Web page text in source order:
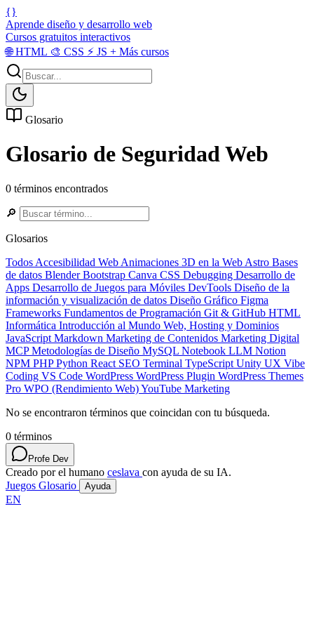
{}
Aprende diseño y desarrollo web
Cursos gratuitos interactivos
🌐HTML 🎨 CSS ⚡ JS + Más cursos
Glosario
Glosario de Seguridad Web
0 términos encontrados
🔎
Glosarios
Todos Accesibilidad Web Animaciones 3D en la Web Astro Bases
de datos BlenderBootstrap Canva CSS Debugging Desarrollo de
Apps Desarrollo de Juegos para Móviles DevTools Diseño de la
información y visualización de datos Diseño Gráfico Figma
Frameworks Fundamentos de Programación Git & GitHub HTML
Informática Introducción al Mundo Web, Hosting y Dominios
JavaScript Markdown Marketing de Contenidos Marketing Digital
MCPMetodologías de Diseño MySQL Notebook LLM Notion
NPM PHPPython React SEO Terminal TypeScript Unity UX Vibe
Coding VS Code WordPress WordPress Plugin WordPress Themes
Pro WPO (Rendimiento Web)YouTube Marketing
No se encontraron términos que coincidan con tu búsqueda.
0 términos
Profe Dev
Creado por el humano ceslava con ayuda de su IA.
Juegos Glosario Ayuda
EN